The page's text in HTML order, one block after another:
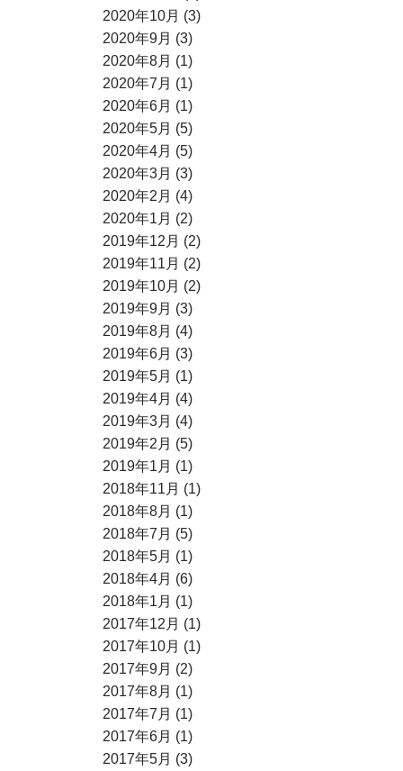
2020年10月 (3)
2020年9月 (3)
2020年8月 (1)
2020年7月 (1)
2020年6月 (1)
2020年5月 (5)
2020年4月 (5)
2020年3月 (3)
2020年2月 (4)
2020年1月 (2)
2019年12月 (2)
2019年11月 (2)
2019年10月 (2)
2019年9月 (3)
2019年8月 (4)
2019年6月 (3)
2019年5月 (1)
2019年4月 (4)
2019年3月 (4)
2019年2月 (5)
2019年1月 (1)
2018年11月 (1)
2018年8月 (1)
2018年7月 (5)
2018年5月 (1)
2018年4月 (6)
2018年1月 (1)
2017年12月 (1)
2017年10月 (1)
2017年9月 (2)
2017年8月 (1)
2017年7月 (1)
2017年6月 (1)
2017年5月 (3)